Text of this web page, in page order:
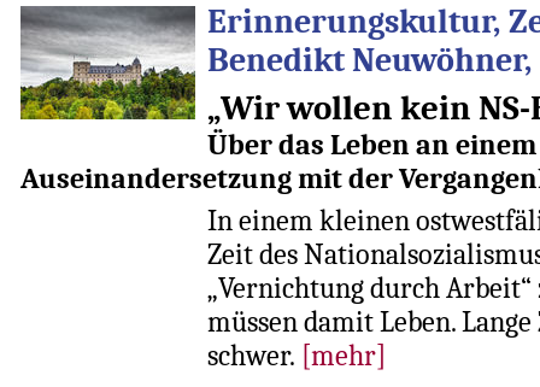
Erinnerungskultur,
Benedikt Neuwöhner,
„Wir wollen kein
Über das Leben an
Auseinandersetzung mit der
In einem kleinen
Zeit des
„Vernichtung durch
müssen damit Leben.
schwer. [mehr]